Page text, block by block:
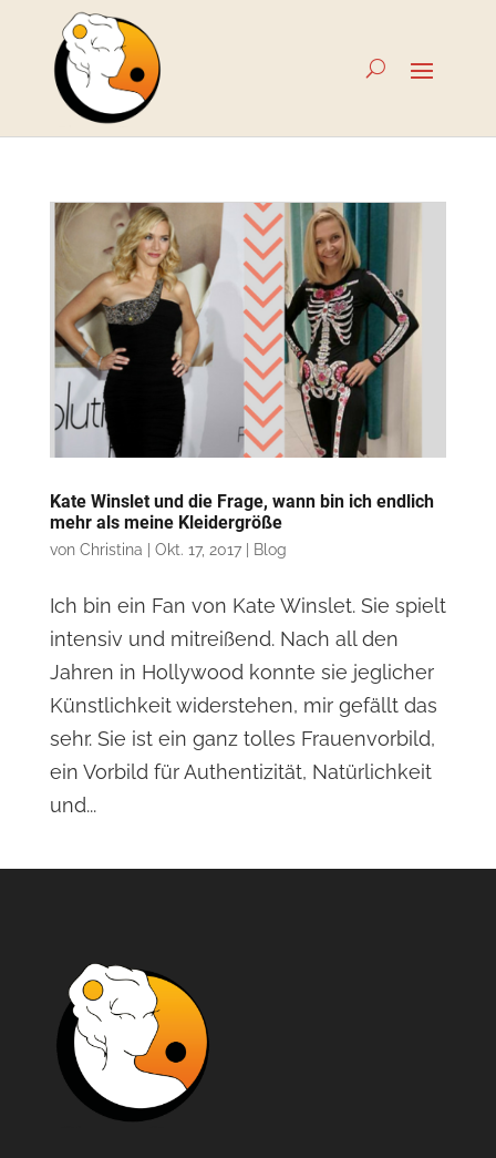
Kate Winslet und die Frage, wann bin ich endlich
mehr als meine Kleidergröße
von Christina Okt. 17, 2017| Blog
Ich bin ein Fan von Kate Winslet. Sie spielt
intensiv und mitreißend. Nach all den
Jahren in Hollywood konnte sie jeglicher
Künstlichkeit widerstehen, mir gefällt das
sehr. Sie ist ein ganz tolles Frauenvorbild,
ein Vorbild für Authentizität, Natürlichkeit
und...